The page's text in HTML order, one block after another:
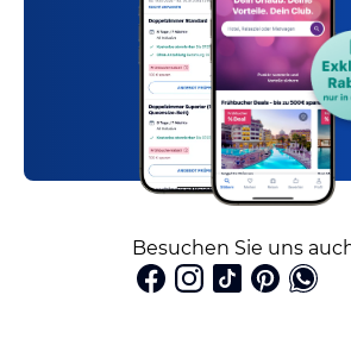
Besuchen Sie uns